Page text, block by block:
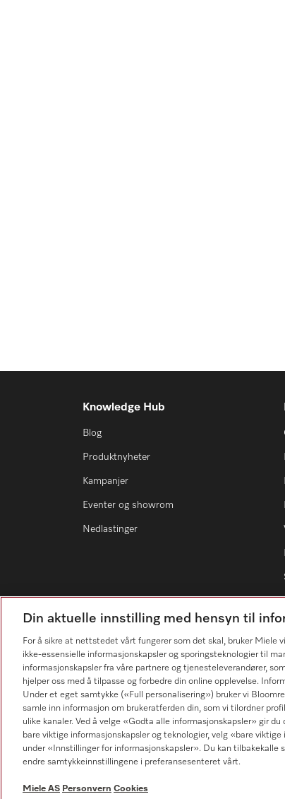
Knowledge Hub
Blog
Produktnyheter
Kampanjer
Eventer og showrom
Nedlastinger
Forhandlersøk
Din aktuelle innstilling med hensyn til
For å sikre at nettstedet vårt fungerer som det skal, bruker Miele
ikke-essensielle informasjonskapsler og sporingsteknologier til
informasjonskapsler fra våre partnere og tjenesteleverandører,
hjelper oss med å tilpasse og forbedre din online opplevelse.
Under et eget samtykke («Full personalisering») bruker vi
samle inn informasjon om brukeratferden din, som vi tilordner
ulike kanaler. Ved å velge «Godta alle informasjonskapsler» gir
bare viktige informasjonskapsler og teknologier, velg «bare
under «Innstillinger for informasjonskapsler». Du kan
endre samtykkeinnstillingene i preferansesenteret vårt.
Miele AS Personvern Cookies